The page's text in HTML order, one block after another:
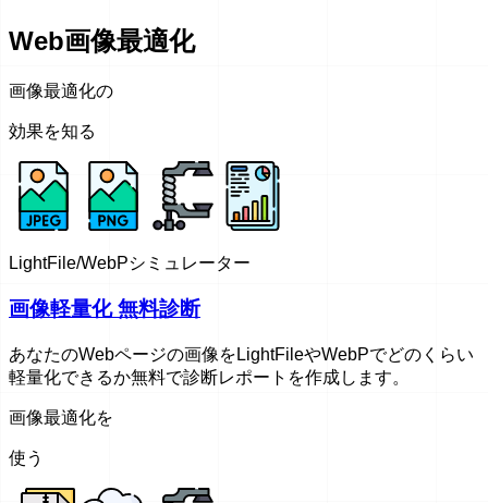
Web画像最適化
画像最適化の
効果を知る
LightFile/WebPシミュレーター
画像軽量化 無料診断
あなたのWebページの画像をLightFileやWebPでどのくらい
軽量化できるか無料で診断レポートを作成します。
画像最適化を
使う